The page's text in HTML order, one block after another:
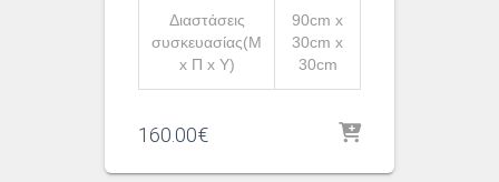
Διαστάσεις
συσκευασίας(Μ
x Π x Υ)
90cm x
30cm x
30cm
160.00€